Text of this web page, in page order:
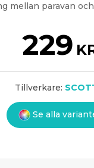
mellan paravan
229
Tillverkare:
Se alla